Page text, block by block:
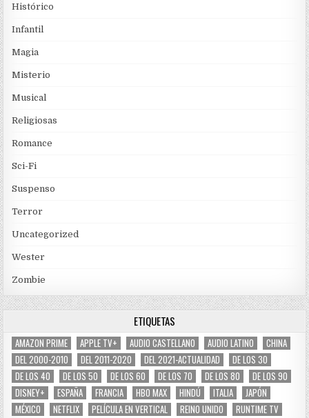
Histórico
Infantil
Magia
Misterio
Musical
Religiosas
Romance
Sci-Fi
Suspenso
Terror
Uncategorized
Wester
Zombie
ETIQUETAS
AMAZON PRIME APPLE TV+ AUDIO CASTELLANO AUDIO LATINO
CHINA
DEL 2000-2010
DEL 2011-2020 DEL 2021-ACTUALIDAD
DE LOS 30
DE LOS 40
DE LOS 50 DE LOS 60 DE LOS 70 DE LOS 80
DE LOS 90
DISNEY+
ESPAÑA FRANCIA HBO MAX HINDÚ ITALIA
JAPÓN
MÉXICO
NETFLIX PELÍCULA EN VERTICAL REINO UNIDO
RUNTIME TV